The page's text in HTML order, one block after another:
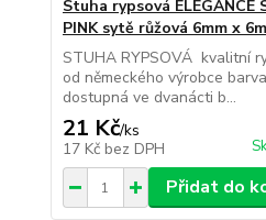
Stuha rypsová ELEGANCE
PINK sytě růžová 6mm x
STUHA RYPSOVÁ kvalitní
od německého výrobce
dostupná ve dvanácti b...
21 Kč/ks
17 Kč bez DPH
Přidat do